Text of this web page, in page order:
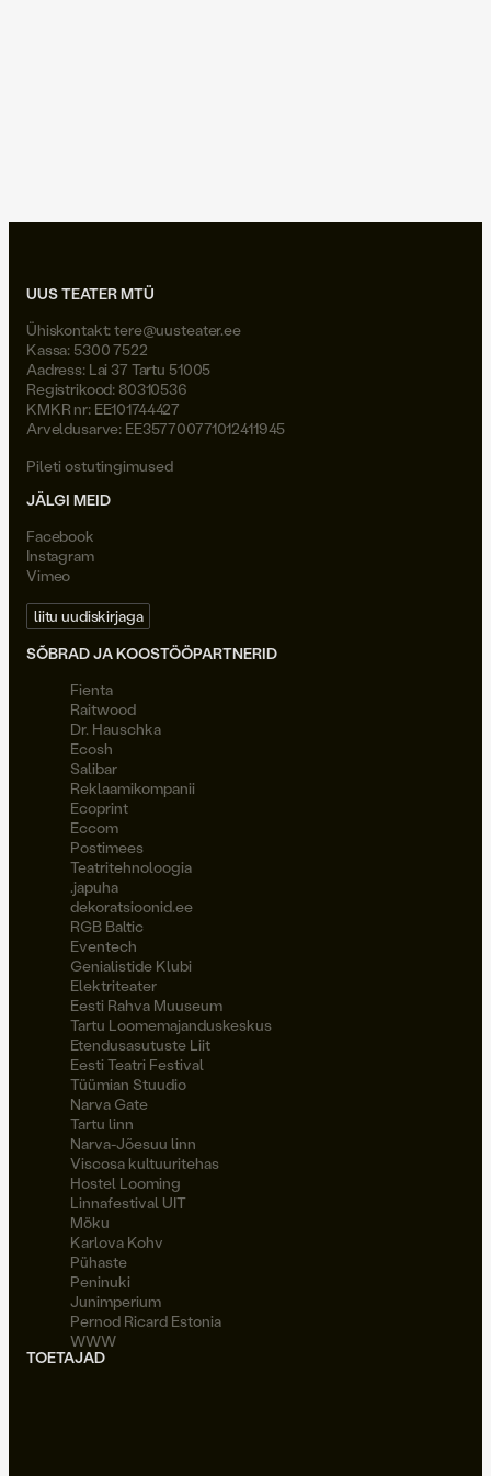
UUS TEATER MTÜ
Ühiskontakt:tere@uusteater.ee
Kassa: 5300 7522
Aadress: Lai 37 Tartu 51005
Registrikood: 80310536
KMKR nr: EE101744427
Arveldusarve: EE357700771012411945
Pileti ostutingimused
JÄLGI MEID
Facebook
Instagram
Vimeo
liitu uudiskirjaga
SÕBRAD JA KOOSTÖÖPARTNERID
Fienta
Raitwood
Dr. Hauschka
Ecosh
Salibar
Reklaamikompanii
Ecoprint
Eccom
Postimees
Teatritehnoloogia
.japuha
dekoratsioonid.ee
RGB Baltic
Eventech
Genialistide Klubi
Elektriteater
Eesti Rahva Muuseum
Tartu Loomemajanduskeskus
Etendusasutuste Liit
Eesti Teatri Festival
Tüümian Stuudio
Narva Gate
Tartu linn
Narva-Jõesuu linn
Viscosa kultuuritehas
Hostel Looming
Linnafestival UIT
Möku
Karlova Kohv
Pühaste
Peninuki
Junimperium
Pernod Ricard Estonia
WWW
TOETAJAD